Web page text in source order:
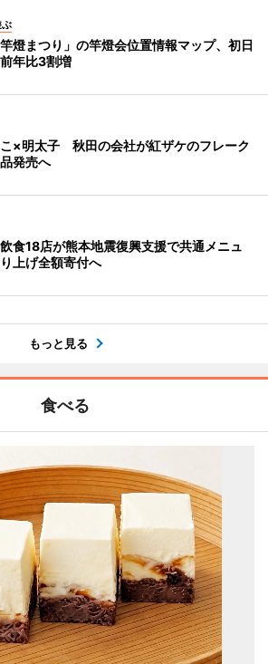
ぶ
竿燈まつり」の竿燈会位置情報マップ、初日
年比3割増
×明太子 秋田の会社が紅ザケのフレーク
発売へ
食18店が熊本地震復興支援で共通メニュ
上げ全額寄付へ
もっと見る
食べる